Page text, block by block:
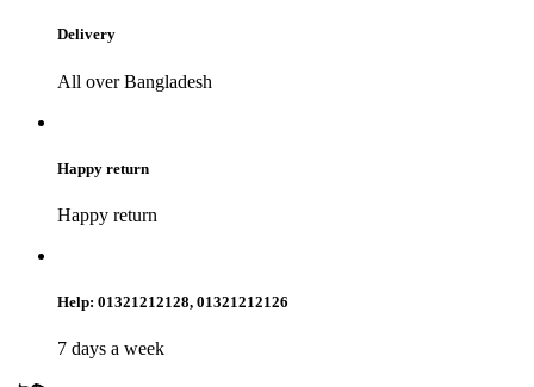
Delivery
All over Bangladesh
Happy return
Happy return
Help: 01321212128, 01321212126
7 days a week